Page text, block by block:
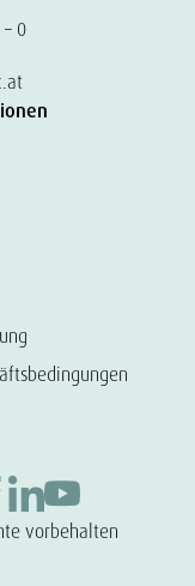
0
vorbehalten